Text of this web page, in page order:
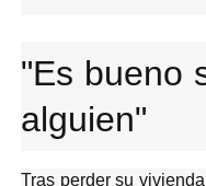
"Es bueno
alguien"
Tras perder su